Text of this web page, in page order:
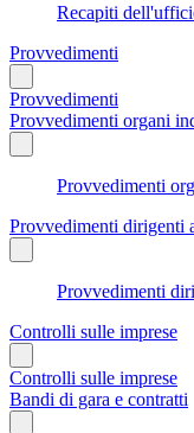
Recapiti
Provvedimenti
Provvedimenti
Provvedimenti organi
Provvedimenti
Provvedimenti dirigenti
Provvedimenti
Controlli sulle imprese
Controlli sulle imprese
Bandi di gara e contratti